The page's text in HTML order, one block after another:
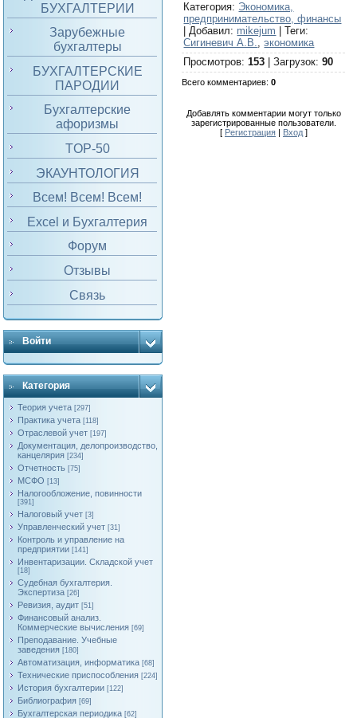
БУХГАЛТЕРИИ
Зарубежные
бухгалтеры
БУХГАЛТЕРСКИЕ
ПАРОДИИ
Бухгалтерские
афоризмы
TOP-50
ЭКАУНТОЛОГИЯ
Всем! Всем! Всем!
Excel и Бухгалтерия
Форум
Отзывы
Связь
Войти
Категория
Теория учета [297]
Практика учета [118]
Отраслевой учет [197]
Документация, делопроизводство,
канцелярия [234]
Отчетность [75]
МСФО [13]
Налогообложение, повинности
[391]
Налоговый учет [3]
Управленческий учет [31]
Контроль и управление на
предприятии [141]
Инвентаризации. Складской учет
[18]
Судебная бухгалтерия.
Экспертиза [26]
Ревизия, аудит [51]
Финансовый анализ.
Коммерческие вычисления [69]
Преподавание. Учебные
заведения [180]
Автоматизация, информатика [68]
Технические приспособления [224]
История бухгалтерии [122]
Библиография [69]
Бухгалтерская периодика [62]
Категория: Экономика,
предпринимательство, финансы
|Добавил: mikejum |Теги:
Сигиневич А.В.,экономика
Просмотров:153 |Загрузок:90
Всего комментариев:0
Добавлять комментарии могут только
зарегистрированные пользователи.
[ Регистрация| Вход]